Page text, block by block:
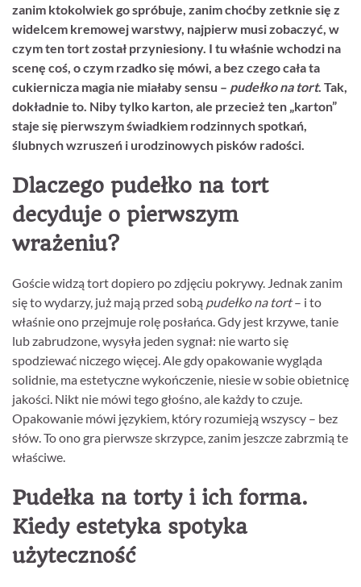
zanim ktokolwiek go spróbuje, zanim choćby zetknie się z
widelcem kremowej warstwy, najpierw musi zobaczyć, w
czym ten tort został przyniesiony. I tu właśnie wchodzi na
scenę coś, o czym rzadko się mówi, a bez czego cała ta
cukiernicza magia nie miałaby sensu – pudełko na tort. Tak,
dokładnie to. Niby tylko karton, ale przecież ten „karton”
staje się pierwszym świadkiem rodzinnych spotkań,
ślubnych wzruszeń i urodzinowych pisków radości.
Dlaczego pudełko na tort
decyduje o pierwszym
wrażeniu?
Goście widzą tort dopiero po zdjęciu pokrywy. Jednak zanim
się to wydarzy, już mają przed sobą pudełko na tort– i to
właśnie ono przejmuje rolę posłańca. Gdy jest krzywe, tanie
lub zabrudzone, wysyła jeden sygnał: nie warto się
spodziewać niczego więcej. Ale gdy opakowanie wygląda
solidnie, ma estetyczne wykończenie, niesie w sobie obietnicę
jakości. Nikt nie mówi tego głośno, ale każdy to czuje.
Opakowanie mówi językiem, który rozumieją wszyscy – bez
słów. To ono gra pierwsze skrzypce, zanim jeszcze zabrzmią te
właściwe.
Pudełka na torty i ich forma.
Kiedy estetyka spotyka
użyteczność